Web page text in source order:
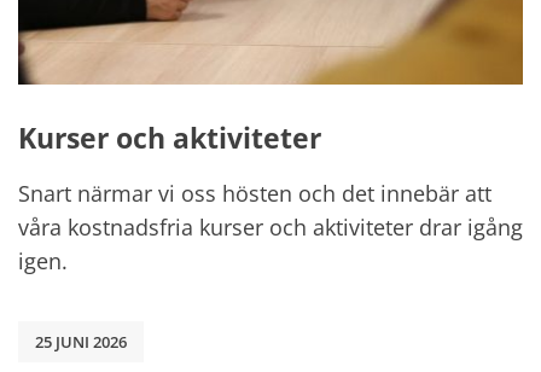
Kurser och aktiviteter
Snart närmar vi oss hösten och det innebär att
våra kostnadsfria kurser och aktiviteter drar igång
igen.
25 JUNI 2026